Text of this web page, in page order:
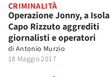
CRIMINALITÀ
Operazione Jonny, a Isola
Capo Rizzuto aggrediti
giornalisti e operatori
di Antonio Murzio
18 Maggio 2017